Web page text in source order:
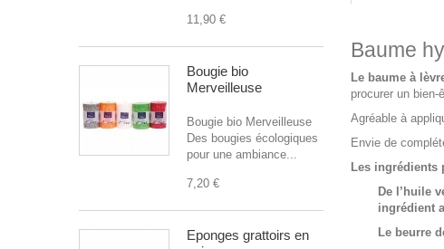
11,90 €
Bougie bio
Merveilleuse
Bougie bio Merveilleuse
Des bougies écologiques
pour une ambiance...
7,20 €
Éponges grattoirs en
Baume
Le baume à
procurer un bien-
Agréable à
Envie de
Les ingrédients
De l’huile
ingrédient
Le beurre